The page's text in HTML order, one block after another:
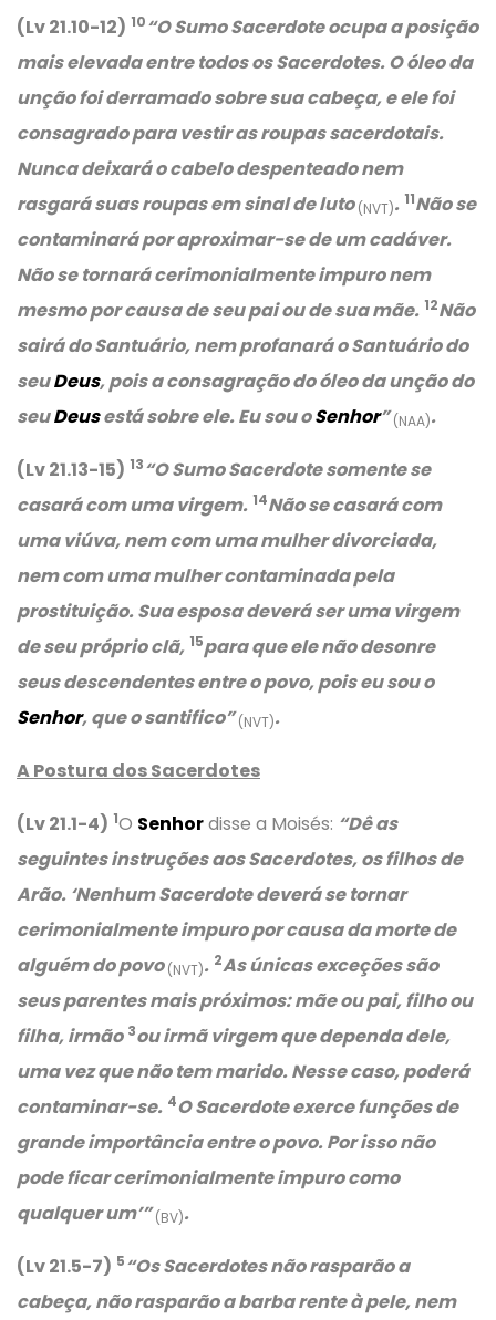
(Lv 21.10-12) 10“O Sumo Sacerdote ocupa a posição
mais elevada entre todos os Sacerdotes. O óleo da
unção foi derramado sobre sua cabeça, e ele foi
consagrado para vestir as roupas sacerdotais.
Nunca deixará o cabelo despenteado nem
rasgará suas roupas em sinal de luto(NVT). 11Não se
contaminará por aproximar-se de um cadáver.
Não se tornará cerimonialmente impuro nem
mesmo por causa de seu pai ou de sua mãe. 12Não
sairá do Santuário, nem profanará o Santuário do
seuDeus, pois a consagração do óleo da unção do
seuDeusestá sobre ele. Eu sou oSenhor”(NAA).
(Lv 21.13-15) 13“O Sumo Sacerdote somente se
casará com uma virgem. 14Não se casará com
uma viúva, nem com uma mulher divorciada,
nem com uma mulher contaminada pela
prostituição. Sua esposa deverá ser uma virgem
de seu próprio clã, 15para que ele não desonre
seus descendentes entre o povo, pois eu sou o
Senhor, que o santifico”(NVT).
A Postura dos Sacerdotes
(Lv 21.1-4) 1O Senhordisse a Moisés: “Dê as
seguintes instruções aos Sacerdotes, os filhos de
Arão. ‘Nenhum Sacerdote deverá se tornar
cerimonialmente impuro por causa da morte de
alguém do povo(NVT). 2As únicas exceções são
seus parentes mais próximos: mãe ou pai, filho ou
filha, irmão 3ou irmã virgem que dependa dele,
uma vez que não tem marido. Nesse caso, poderá
contaminar-se. 4O Sacerdote exerce funções de
grande importância entre o povo. Por isso não
pode ficar cerimonialmente impuro como
qualquer um’”(BV).
(Lv 21.5-7) 5“Os Sacerdotes não rasparão a
cabeça, não rasparão a barba rente à pele, nem